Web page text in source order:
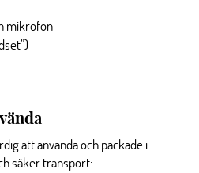
mikrofon
att använda och packade i
säker transport: